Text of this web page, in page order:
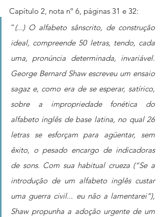
Capítulo 2, nota nº 6, páginas 31 e 32:
“(...) O alfabeto sânscrito, de construção
ideal, compreende 50 letras, tendo, cada
uma, pronúncia determinada, invariável.
George Bernard Shaw escreveu um ensaio
sagaz e, como era de se esperar, satírico,
sobre a impropriedade fonética do
alfabeto inglês de base latina, no qual 26
letras se esforçam para agüentar, sem
êxito, o pesado encargo de indicadoras
de sons. Com sua habitual crueza (“Se a
introdução de um alfabeto inglês custar
uma guerra civil... eu não a lamentarei”),
Shaw propunha a adoção urgente de um